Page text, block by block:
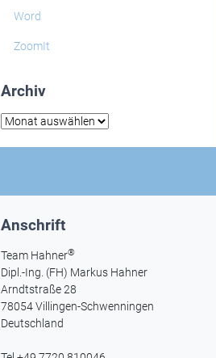
Word
ZoomIt
Archiv
Archiv
Anschrift
Team Hahner®
Dipl.-Ing. (FH) Markus Hahner
Arndtstraße 28
78054 Villingen-Schwenningen
Deutschland